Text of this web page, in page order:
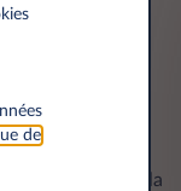
que la
de
les
cancers des
de l’air, la
de